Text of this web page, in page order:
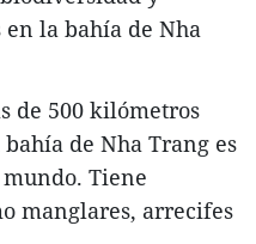
en la bahía de Nha
de 500 kilómetros
de Nha Trang es
Tiene
manglares, arrecifes